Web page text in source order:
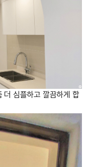
더 심플하고 깔끔하게 합